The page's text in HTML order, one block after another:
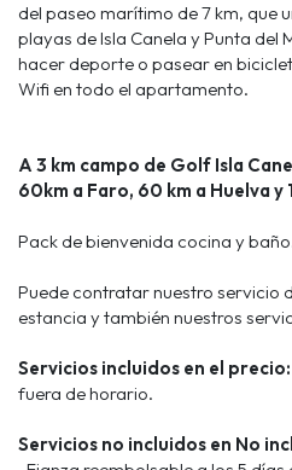
del paseo marítimo de 7 km, que
playas de Isla Canela y Punta del
hacer deporte o pasear en
Wifi en todo el apartamento.
A 3 km campo de Golf Isla
60km a Faro, 60 km a Huelva y
Pack de bienvenida cocina y
Puede contratar nuestro servicio
estancia y también nuestros
Servicios incluidos en el precio:
fuera de horario.
Servicios no incluidos en No